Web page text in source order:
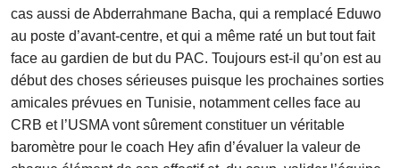
cas aussi de Abderrahmane Bacha, qui a remplacé Eduwo
au poste d’avant-centre, et qui a même raté un but tout fait
face au gardien de but du PAC. Toujours est-il qu’on est au
début des choses sérieuses puisque les prochaines sorties
amicales prévues en Tunisie, notamment celles face au
CRB et l’USMA vont sûrement constituer un véritable
baromètre pour le coach Hey afin d’évaluer la valeur de